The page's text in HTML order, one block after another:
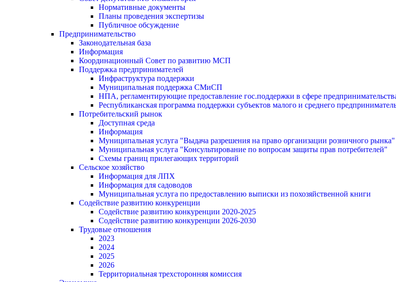
Нормативные документы
Планы проведения экспертизы
Публичное обсуждение
Предпринимательство
Законодательная база
Информация
Координационный Совет по развитию МСП
Поддержка предпринимателей
Инфраструктура поддержки
Муниципальная поддержка СМиСП
НПА, регламентирующие предоставление гос.поддержки в сфере
Республиканская программа поддержки субъектов малого и среднего
Потребительский рынок
Доступная среда
Информация
Муниципальная услуга "Выдача разрешения на право организации розничного рынка"
Муниципальная услуга "Консультирование по вопросам защиты прав потребителей"
Схемы границ прилегающих территорий
Сельское хозяйство
Информация для ЛПХ
Информация для садоводов
Муниципальная услуга по предоставлению выписки из похозяйственной книги
Содействие развитию конкуренции
Содействие развитию конкуренции 2020-2025
Содействие развитию конкуренции 2026-2030
Трудовые отношения
2023
2024
2025
2026
Территориальная трехсторонняя комиссия